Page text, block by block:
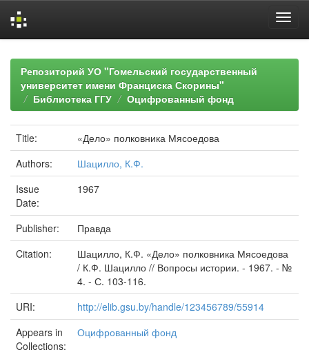
navigationРепозиторий УО "Гомельский государственный
университет имени Франциска Скорины"
Библиотека ГГУ
Оцифрованный фонд
Title:
«Дело» полковника Мясоедова
Authors:
Шацилло, К.Ф.
Issue
Date:
1967
Publisher:
Правда
Citation:
Шацилло, К.Ф. «Дело» полковника Мясоедова
/ К.Ф. Шацилло // Вопросы истории. - 1967. - №
4. - С. 103-116.
URI:
http://elib.gsu.by/handle/123456789/55914
Appears in
Collections:
Оцифрованный фонд